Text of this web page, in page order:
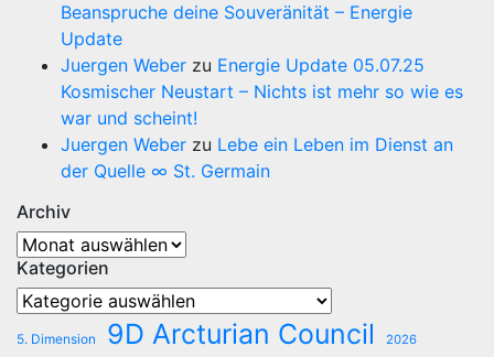
Beanspruche deine Souveränität – Energie
Update
Juergen Weber zu Energie Update 05.07.25
Kosmischer Neustart – Nichts ist mehr so wie es
war und scheint!
Juergen Weber zu Lebe ein Leben im Dienst an
der Quelle ∞ St. Germain
Archiv
Archiv
Kategorien
Kategorien
5. Dimension 9D Arcturian Council 2026